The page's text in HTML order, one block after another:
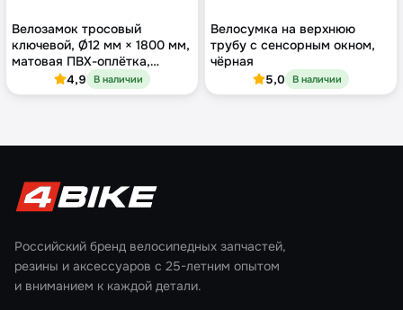
Велозамок тросовый
ключевой, Ø12 мм × 1800 мм,
матовая ПВХ-оплётка,
оранжевый
4,9 В наличии
Велосумка на верхнюю
трубу с сенсорным окном,
чёрная
5,0 В наличии
Российский бренд велосипедных запчастей,
резины и аксессуаров с 25-летним опытом
и вниманием к каждой детали.